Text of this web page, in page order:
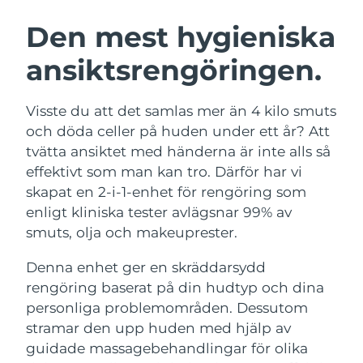
Den mest hygieniska
ansiktsrengöringen.
Visste du att det samlas mer än 4 kilo smuts
och döda celler på huden under ett år? Att
tvätta ansiktet med händerna är inte alls så
effektivt som man kan tro. Därför har vi
skapat en 2-i-1-enhet för rengöring som
enligt kliniska tester avlägsnar 99% av
smuts, olja och makeuprester.
Denna enhet ger en skräddarsydd
rengöring baserat på din hudtyp och dina
personliga problemområden. Dessutom
stramar den upp huden med hjälp av
guidade massagebehandlingar för olika
LUNA™ 4-paket
Anti-aging massage
LUNA™ 4 Plus
Massage, LED heating
LUNA™ 4 Men
For men, anti-aging massage
BEAR™ 2-paket
Microcurrent toning
BEAR™ 2 go
Microcurrent toning on-the-go
BEAR™ 2 eyes & lips
Microcurrent line smoothing device
Återfuktning
UFO™ 3-paket
Deep facial hydration
UFO™ 3 LED
Near-infrared and red light therapy
device
Munvård
issa™ 4
Hybrid silicone sonic toothbrush
issa™ 4 plus
Smart hybrid silicone sonic toothbrush
FAQ™ ANTI-AGING-BEHANDLING
Anti-aging LED-behandlingar
NEW
Österrike Förväntad leverans8/9/26
Bahrain Förväntad leverans8/10/26
Belgien
Bermuda Förväntad leverans 8/15/26
Bosnien och
Hercegovina
Förväntad leverans 8/12/26
Brunei Förväntad leverans
Bulgarien Förväntad leverans
Kanada Förväntad leverans8/13/26
Chile Förväntad leverans8/13/26